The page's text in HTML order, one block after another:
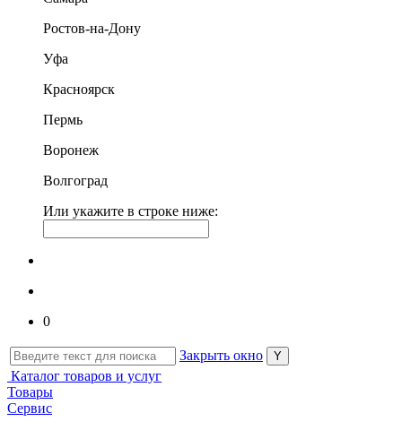
Ростов-на-Дону
Уфа
Красноярск
Пермь
Воронеж
Волгоград
Или укажите в строке ниже:
0
Закрыть окно
Каталог товаров и услуг
Товары
Сервис